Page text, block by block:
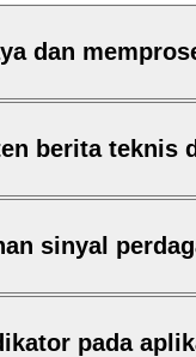
dan
berita teknis
sinyal
pada